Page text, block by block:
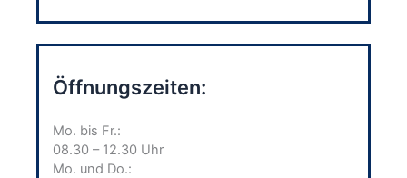
Öffnungszeiten:
Mo. bis Fr.:
08.30 – 12.30 Uhr
Mo. und Do.: